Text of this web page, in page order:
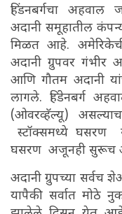
हिंडनबर्गचा अहवाल
अदानी समूहातील
मिळत आहे. अमेरिकेची
अदानी ग्रुपवर गंभीर
आणि गौतम अदानी
लागले. हिंडेनबर्ग
(ओवरव्हॅल्यू)
स्टॉक्समध्ये घसरण
घसरण अजूनही सुरूच
अदानी ग्रुपच्या सर्वच
यापैकी सर्वात मोठे